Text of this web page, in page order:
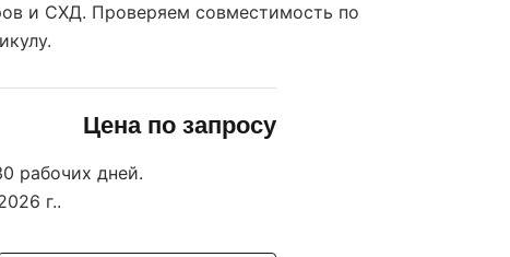
и СХД. Проверяем совместимость по
Цена по запросу
рабочих дней.
г..